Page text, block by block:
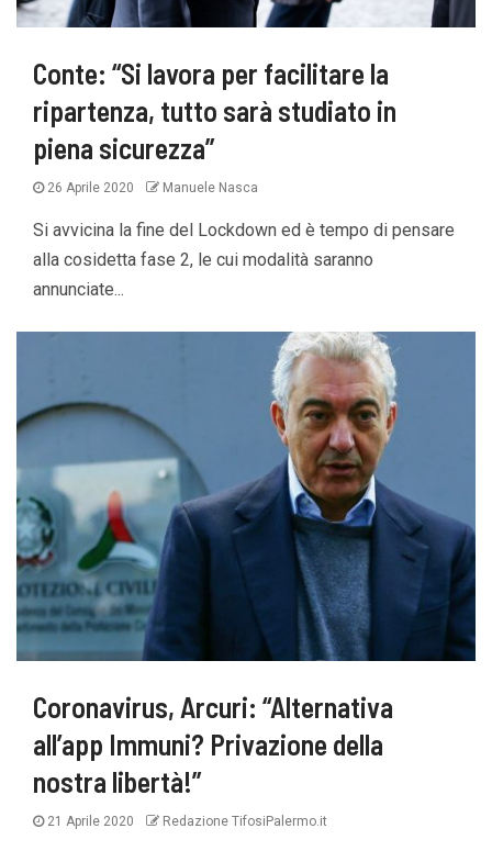
Conte: “Si lavora per facilitare la
ripartenza, tutto sarà studiato in
piena sicurezza”
26 Aprile 2020 Manuele Nasca
Si avvicina la fine del Lockdown ed è tempo di pensare
alla cosidetta fase 2, le cui modalità saranno
annunciate...
Coronavirus, Arcuri: “Alternativa
all’app Immuni? Privazione della
nostra libertà!”
21 Aprile 2020 Redazione TifosiPalermo.it